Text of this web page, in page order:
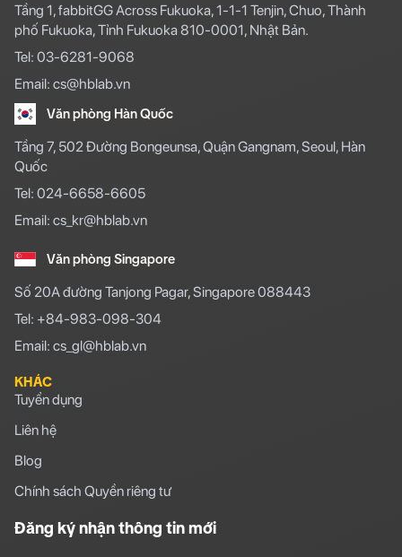
Tầng 1, fabbitGG Across Fukuoka, 1-1-1 Tenjin, Chuo, Thành
phố Fukuoka, Tỉnh Fukuoka 810-0001, Nhật Bản.
Tel: 03-6281-9068
Email: cs@hblab.vn
Văn phòng Hàn Quốc
Tầng 7, 502 Đường Bongeunsa, Quận Gangnam, Seoul, Hàn
Quốc
Tel: 024-6658-6605
Email: cs_kr@hblab.vn
Văn phòng Singapore
Số 20A đường Tanjong Pagar, Singapore 088443
Tel: +84-983-098-304
Email: cs_gl@hblab.vn
KHÁC
Tuyển dụng
Liên hệ
Blog
Chính sách Quyền riêng tư
Đăng ký nhận thông tin mới